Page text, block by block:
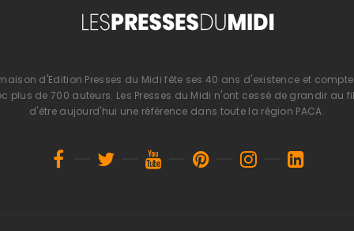
maison d'Edition Presses du Midi fête ses 40 ans d'existence et
plus de 700 auteurs. Les Presses du Midi n'ont cessé de grandir au
d'être aujourd'hui une référence dans toute la région PACA.